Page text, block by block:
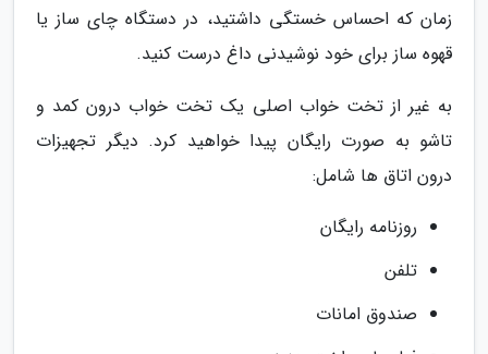
زمان که احساس خستگی داشتید، در دستگاه چای ساز یا
قهوه ساز برای خود نوشیدنی داغ درست کنید.
به غیر از تخت خواب اصلی یک تخت خواب درون کمد و
تاشو به صورت رایگان پیدا خواهید کرد. دیگر تجهیزات
درون اتاق ها شامل:
روزنامه رایگان
تلفن
صندوق امانات